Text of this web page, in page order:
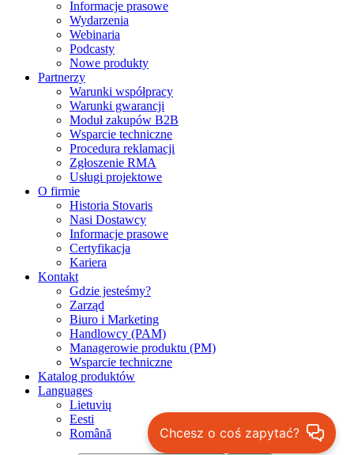
Informacje prasowe
Wydarzenia
Webinaria
Podcasty
Nowe produkty
Partnerzy
Warunki współpracy
Warunki gwarancji
Moduł zakupów B2B
Wsparcie techniczne
Procedura reklamacji
Zgłoszenie RMA
Usługi projektowe
O firmie
Historia Stovaris
Nasi Dostawcy
Informacje prasowe
Certyfikacja
Kariera
Kontakt
Gdzie jesteśmy?
Zarząd
Biuro i Marketing
Handlowcy (PAM)
Managerowie produktu (PM)
Wsparcie techniczne
Katalog produktów
Languages
Lietuvių
Eesti
Română
Chcesz o coś zapytać?